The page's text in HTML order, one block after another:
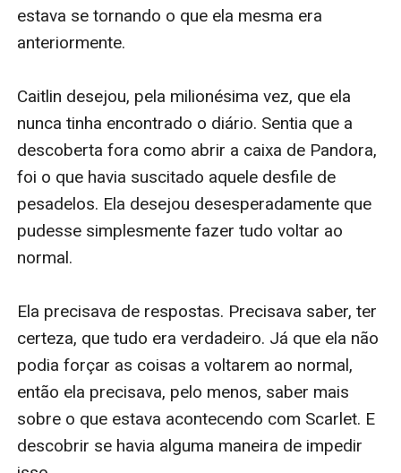
na sua vida é Sage. Mas ele ainda está guardando
alguns segredos dela, e Blake ressurge, determinado a
Caitlin, enquanto isso, está determinada a encontrar
uma maneira de reverter o vampirismo de Scarlet. E o
que ela descobre a leva a uma jornada em busca do
antídoto, nos interiores de bibliotecas e livrarias e ela
não vai parar até encontra-lo.
Mas pode ser tarde demais. Scarlet está se
transformando rapidamente, m*l conseguindo
Sage – mas o destino parece querer separá-los.
Quando o livro termina com uma reviravolta cheia de
ação e surpresa, Scarlet terá que fazer uma
monumental escolha – uma que vai mudar o mundo
para sempre. Quanto ela está disposta a arriscar por
amor?